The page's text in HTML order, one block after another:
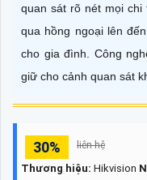
quan sát rõ nét mọi chi
qua hồng ngoại lên
cho gia đình. Công
giữ cho cảnh quan sát
30% liên hệ
Thương hiệu: Hikvision